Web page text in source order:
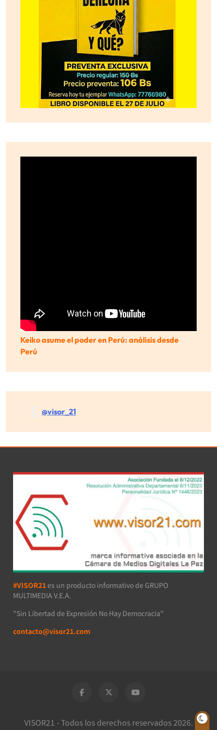
Keiko asume el poder en Perú: análisis desde
Perú
@visor_21
#VISOR21 es un producto informativo de GRUPO
MULTIMEDIA V.E.A.
"Sin Libertad de Expresión No Hay Democracia"
contacto@visor21.com
VISOR21 - Todos los derechos reservados 2026.